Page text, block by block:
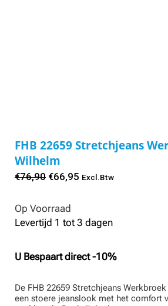
FHB 22659 Stretchjeans
Wilhelm
€76,90 Oorspronkelijke
was:
€76,90.
€66,95 Huidige
€66,95.
Excl.Btw
Op Voorraad
Levertijd 1 tot 3 dagen
U Bespaart direct -10%
De FHB 22659 Stretchjeans
een stoere jeanslook met het comfort